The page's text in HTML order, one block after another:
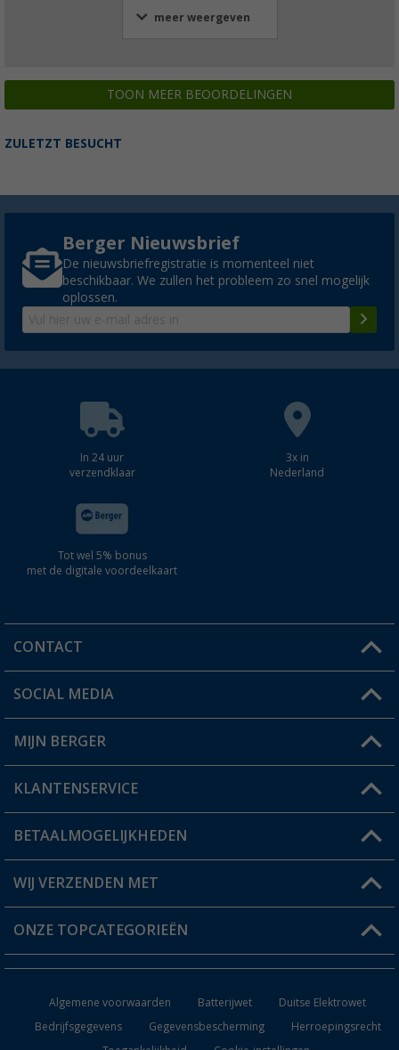
meer weergeven
TOON MEER BEOORDELINGEN
ZULETZT BESUCHT
Berger Nieuwsbrief
De nieuwsbriefregistratie is momenteel niet
beschikbaar. We zullen het probleem zo snel mogelijk
oplossen.
In 24 uur
verzendklaar
3x in
Nederland
Tot wel 5% bonus
met de digitale voordeelkaart
CONTACT
Een vraag?
Winkel vinden
SOCIAL MEDIA
MIJN BERGER
Mijn account
Status bestelling
Verlanglijstje
KLANTENSERVICE
FAQ & Contact
Verzendinformatie
Catalogus
BETAALMOGELIJKHEDEN
WIJ VERZENDEN MET
ONZE TOPCATEGORIEËN
Keukenaccessoires
Algemene voorwaarden Batterijwet
Duitse Elektrowet
Bedrijfsgegevens
Gegevensbescherming
Herroepingsrecht